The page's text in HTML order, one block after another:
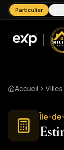
Particulier
Accueil Villes
Île-